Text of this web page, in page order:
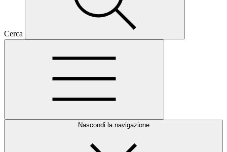
Cerca
Nascondi la navigazione